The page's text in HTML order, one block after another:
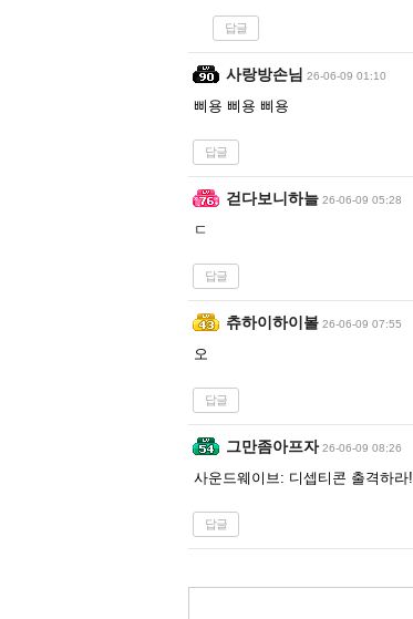
답글
사랑방손님 26-06-09 01:10
삐용 삐용 삐용
답글
걷다보니하늘 26-06-09 05:28
ㄷ
답글
츄하이하이볼 26-06-09 07:55
오
답글
그만좀아프자 26-06-09 08:26
사운드웨이브: 디셉티콘 출격하라!
답글